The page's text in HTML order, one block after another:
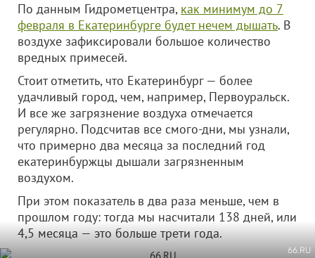
По данным Гидрометцентра, как минимум до 7
февраля в Екатеринбурге будет нечем дышать. В
воздухе зафиксировали большое количество
вредных примесей.
Стоит отметить, что Екатеринбург — более
удачливый город, чем, например, Первоуральск.
И все же загрязнение воздуха отмечается
регулярно. Подсчитав все смого-дни, мы узнали,
что примерно два месяца за последний год
екатеринбуржцы дышали загрязненным
воздухом.
При этом показатель в два раза меньше, чем в
прошлом году: тогда мы насчитали 138 дней, или
4,5 месяца — это больше трети года.
66.RU